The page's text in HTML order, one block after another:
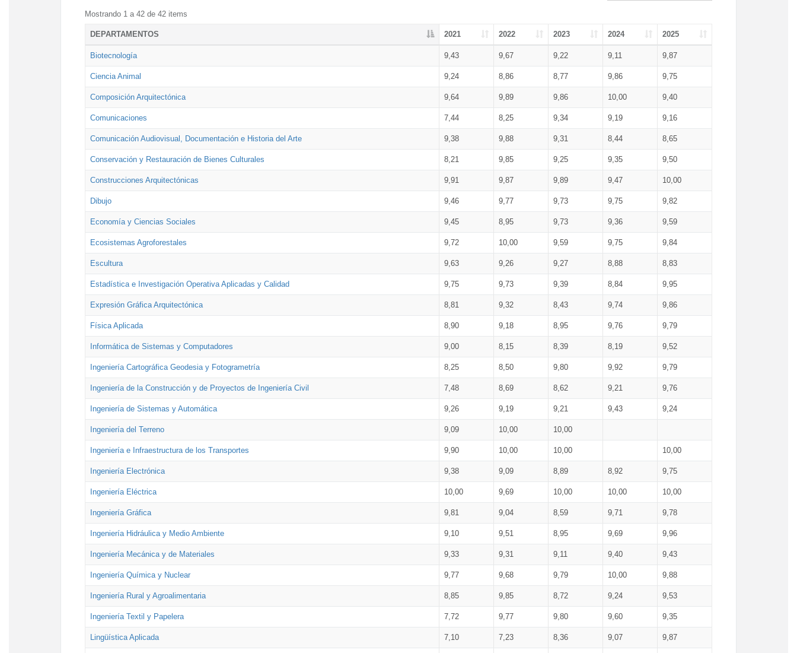
Mostrando 1 a 42 de 42 items
DEPARTAMENTOS 2021 2022 2023 2024 2025
Biotecnología 9,43 9,67 9,22 9,11 9,87
Ciencia Animal 9,24 8,86 8,77 9,86 9,75
Composición Arquitectónica 9,64 9,89 9,86 10,00 9,40
Comunicaciones 7,44 8,25 9,34 9,19 9,16
Comunicación Audiovisual, Documentación e Historia del Arte 9,38 9,88 9,31 8,44 8,65
Conservación y Restauración de Bienes Culturales 8,21 9,85 9,25 9,35 9,50
Construcciones Arquitectónicas 9,91 9,87 9,89 9,47 10,00
Dibujo 9,46 9,77 9,73 9,75 9,82
Economía y Ciencias Sociales 9,45 8,95 9,73 9,36 9,59
Ecosistemas Agroforestales 9,72 10,00 9,59 9,75 9,84
Escultura 9,63 9,26 9,27 8,88 8,83
Estadística e Investigación Operativa Aplicadas y Calidad 9,75 9,73 9,39 8,84 9,95
Expresión Gráfica Arquitectónica 8,81 9,32 8,43 9,74 9,86
Física Aplicada 8,90 9,18 8,95 9,76 9,79
Informática de Sistemas y Computadores 9,00 8,15 8,39 8,19 9,52
Ingeniería Cartográfica Geodesia y Fotogrametría 8,25 8,50 9,80 9,92 9,79
Ingeniería de la Construcción y de Proyectos de Ingeniería Civil 7,48 8,69 8,62 9,21 9,76
Ingeniería de Sistemas y Automática 9,26 9,19 9,21 9,43 9,24
Ingeniería del Terreno 9,09 10,00 10,00
Ingeniería e Infraestructura de los Transportes 9,90 10,00 10,00 10,00
Ingeniería Electrónica 9,38 9,09 8,89 8,92 9,75
Ingeniería Eléctrica 10,00 9,69 10,00 10,00 10,00
Ingeniería Gráfica 9,81 9,04 8,59 9,71 9,78
Ingeniería Hidráulica y Medio Ambiente 9,10 9,51 8,95 9,69 9,96
Ingeniería Mecánica y de Materiales 9,33 9,31 9,11 9,40 9,43
Ingeniería Química y Nuclear 9,77 9,68 9,79 10,00 9,88
Ingeniería Rural y Agroalimentaria 8,85 9,85 8,72 9,24 9,53
Ingeniería Textil y Papelera 7,72 9,77 9,80 9,60 9,35
Lingüística Aplicada 7,10 7,23 8,36 9,07 9,87